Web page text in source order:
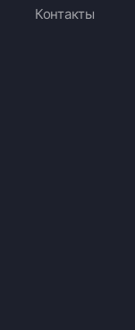
Контакты